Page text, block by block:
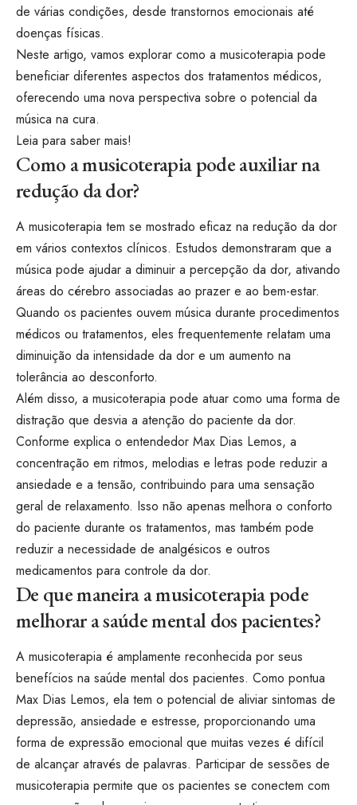
de várias condições, desde transtornos emocionais até
doenças físicas.
Neste artigo, vamos explorar como a musicoterapia pode
beneficiar diferentes aspectos dos tratamentos médicos,
oferecendo uma nova perspectiva sobre o potencial da
música na cura.
Leia para saber mais!
Como a musicoterapia pode auxiliar na
redução da dor?
A musicoterapia tem se mostrado eficaz na redução da dor
em vários contextos clínicos. Estudos demonstraram que a
música pode ajudar a diminuir a percepção da dor, ativando
áreas do cérebro associadas ao prazer e ao bem-estar.
Quando os pacientes ouvem música durante procedimentos
médicos ou tratamentos, eles frequentemente relatam uma
diminuição da intensidade da dor e um aumento na
tolerância ao desconforto.
Além disso, a musicoterapia pode atuar como uma forma de
distração que desvia a atenção do paciente da dor.
Conforme explica o entendedor Max Dias Lemos, a
concentração em ritmos, melodias e letras pode reduzir a
ansiedade e a tensão, contribuindo para uma sensação
geral de relaxamento. Isso não apenas melhora o conforto
do paciente durante os tratamentos, mas também pode
reduzir a necessidade de analgésicos e outros
medicamentos para controle da dor.
De que maneira a musicoterapia pode
melhorar a saúde mental dos pacientes?
A musicoterapia é amplamente reconhecida por seus
benefícios na saúde mental dos pacientes. Como pontua
Max Dias Lemos, ela tem o potencial de aliviar sintomas de
depressão, ansiedade e estresse, proporcionando uma
forma de expressão emocional que muitas vezes é difícil
de alcançar através de palavras. Participar de sessões de
musicoterapia permite que os pacientes se conectem com